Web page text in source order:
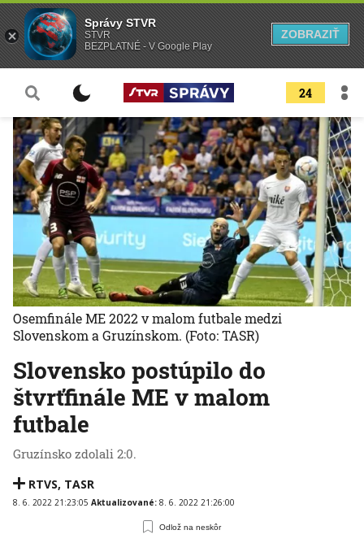
24
Slovensko postúpilo do
štvrťfinále ME v malom
futbale
Gruzínsko zdolali 2:0.
RTVS, TASR
8. 6. 2022 21:23:05 Aktualizované: 8. 6. 2022 21:26:00
Odlož na neskôr
Osemfinále ME 2022 v malom futbale medzi
Slovenskom a Gruzínskom. (Foto: TASR)
Správy STVR
STVR
BEZPLATNÉ - V Google Play
ZOBRAZIŤ